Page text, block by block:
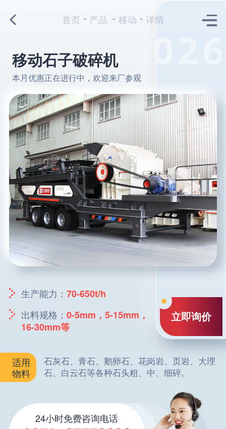
首页 产品 移动 详情
移动石子破碎机
本月优惠正在进行中，欢迎来厂参观
生产能力： 70-650t/h
出料规格： 0-5mm，5-15mm，
16-30mm等
立即询价
适用
物料
石灰石、青石、鹅卵石、花岗岩、页岩、大理
石、白云石等各种石头粗、中、细碎。
24小时免费咨询电话